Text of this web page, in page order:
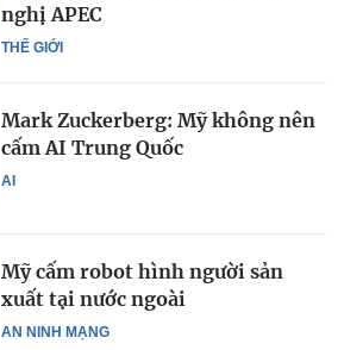
THẾ GIỚI
nghị APEC
AI
Mark Zuckerberg: Mỹ không nên
cấm AI Trung Quốc
AN NINH MẠNG
Mỹ cấm robot hình người sản
xuất tại nước ngoài